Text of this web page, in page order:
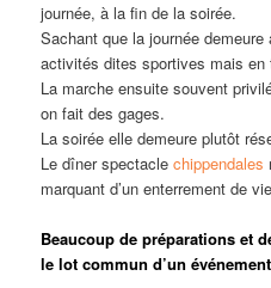
journée, à la fin de la soirée.
Sachant que la journée
activités dites sportives mais
La marche ensuite souvent
on fait des gages.
La soirée elle demeure plutôt
Le dîner spectaclechippendales
marquant d’un enterrement de
Beaucoup de préparations et
le lot commun d’un